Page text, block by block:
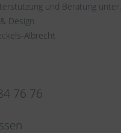
und Beratung unter:
Design
Albrecht
76 76